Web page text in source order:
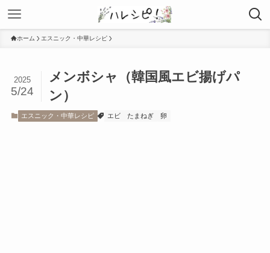
ホーム エスニック・中華レシピ
メンボシャ（韓国風エビ揚げパ
ン）
2025
5/24
エスニック・中華レシピ エビ たまねぎ 卵